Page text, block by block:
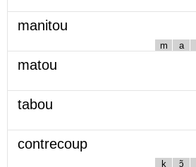
manitou
m a
matou
tabou
contrecoup
k ɔ̃